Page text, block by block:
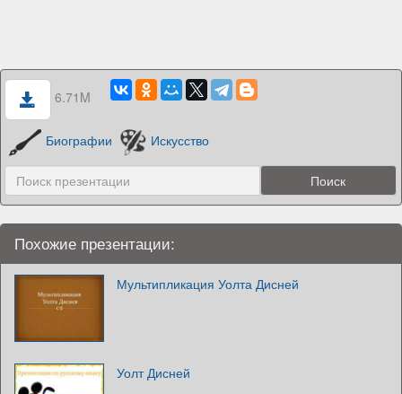
6.71M
Биографии Искусство
Похожие презентации:
Мультипликация Уолта Дисней
Уолт Дисней